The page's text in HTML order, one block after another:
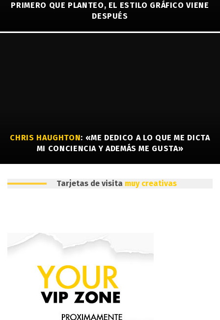
PRIMERO QUE PLANTEO, EL ESTILO GRÁFICO VIENE
DESPUÉS
CHRIS HAUGHTON: «ME DEDICO A LO QUE ME DICTA
MI CONCIENCIA Y ADEMÁS ME GUSTA»
Tarjetas de visita muy creativas